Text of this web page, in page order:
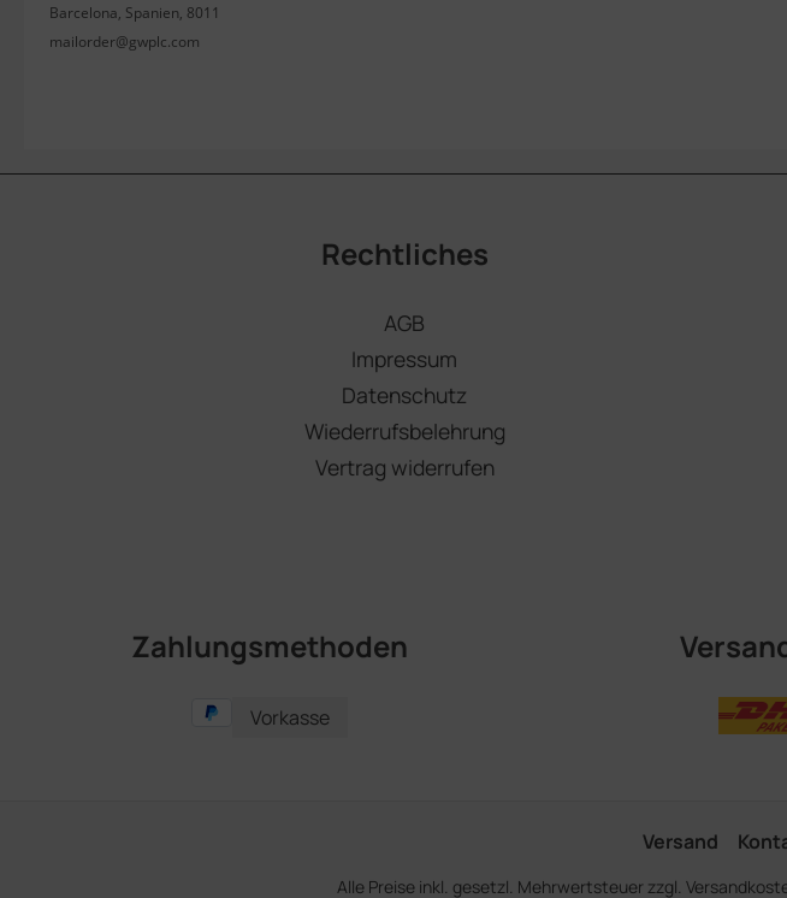
Barcelona, Spanien, 8011
mailorder@gwplc.com
Rechtliches
AGB
Impressum
Datenschutz
Wiederrufsbelehrung
Vertrag widerrufen
Zahlungsmethoden
Vorkasse
Versand
Alle Preise inkl. gesetzl. Mehrwertsteuer zzgl.